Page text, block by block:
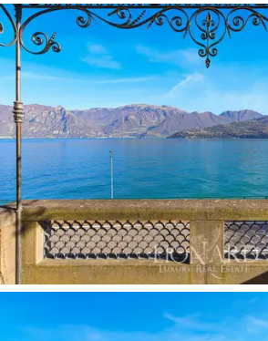
Diseñado por el botánico y
(1899 – 1980), que experimentó
posibilidad de cultivar kiwis en Italia
parque alberga plantas exóticas
rincones del mundo que no crecen
de Lombardía, incluyendo bambú,
gigante y ginkgo biloba.
La prestigiosa villa, de cinco
data de mediados del siglo XVI y es